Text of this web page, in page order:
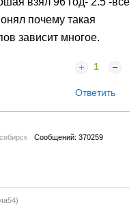
почему такая
зависит многое.
1
Ответить
Сообщений: 370259